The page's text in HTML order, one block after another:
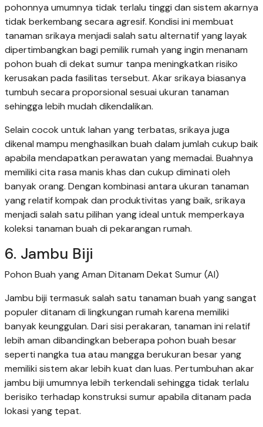
pohonnya umumnya tidak terlalu tinggi dan sistem akarnya
tidak berkembang secara agresif. Kondisi ini membuat
tanaman srikaya menjadi salah satu alternatif yang layak
dipertimbangkan bagi pemilik rumah yang ingin menanam
pohon buah di dekat sumur tanpa meningkatkan risiko
kerusakan pada fasilitas tersebut. Akar srikaya biasanya
tumbuh secara proporsional sesuai ukuran tanaman
sehingga lebih mudah dikendalikan.
Selain cocok untuk lahan yang terbatas, srikaya juga
dikenal mampu menghasilkan buah dalam jumlah cukup baik
apabila mendapatkan perawatan yang memadai. Buahnya
memiliki cita rasa manis khas dan cukup diminati oleh
banyak orang. Dengan kombinasi antara ukuran tanaman
yang relatif kompak dan produktivitas yang baik, srikaya
menjadi salah satu pilihan yang ideal untuk memperkaya
koleksi tanaman buah di pekarangan rumah.
6. Jambu Biji
Pohon Buah yang Aman Ditanam Dekat Sumur (AI)
Jambu biji termasuk salah satu tanaman buah yang sangat
populer ditanam di lingkungan rumah karena memiliki
banyak keunggulan. Dari sisi perakaran, tanaman ini relatif
lebih aman dibandingkan beberapa pohon buah besar
seperti nangka tua atau mangga berukuran besar yang
memiliki sistem akar lebih kuat dan luas. Pertumbuhan akar
jambu biji umumnya lebih terkendali sehingga tidak terlalu
berisiko terhadap konstruksi sumur apabila ditanam pada
lokasi yang tepat.